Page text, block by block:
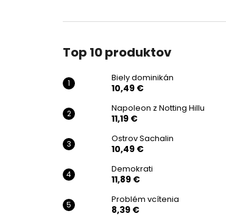
Top 10 produktov
Biely dominikán
10,49 €
Napoleon z Notting Hillu
11,19 €
Ostrov Sachalin
10,49 €
Demokrati
11,89 €
Problém vcítenia
8,39 €
Pôvodne: 14,99 €